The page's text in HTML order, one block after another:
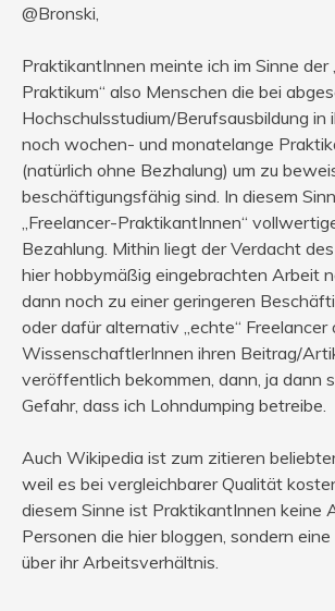
@Bronski,
PraktikantInnen meinte ich im Sinne der
Praktikum“ also Menschen die bei
Hochschulsstudium/Berufsausbildung in
noch wochen- und monatelange
(natürlich ohne Bezhalung) um zu
beschäftigungsfähig sind. In diesem
„Freelancer-PraktikantInnen“
Bezahlung. Mithin liegt der Verdacht
hier hobbymäßig eingebrachten Arbeit
dann noch zu einer geringeren
oder dafür alternativ „echte“ Freelancer
WissenschaftlerInnen ihren Beitrag/
veröffentlich bekommen, dann, ja dann
Gefahr, dass ich Lohndumping betreibe.
Auch Wikipedia ist zum zitieren
weil es bei vergleichbarer Qualität
diesem Sinne ist PraktikantInnen keine
Personen die hier bloggen, sondern
über ihr Arbeitsverhältnis.